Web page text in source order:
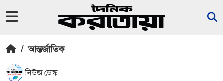
/ আন্তর্জাতিক
নিউজ ডেস্ক